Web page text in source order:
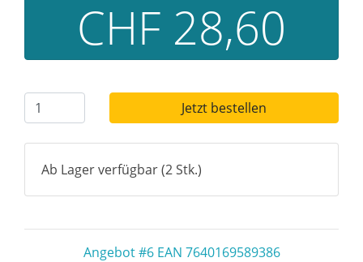
CHF 28,60
Jetzt bestellen
Ab Lager verfügbar (2 Stk.)
Angebot #6 EAN 7640169589386